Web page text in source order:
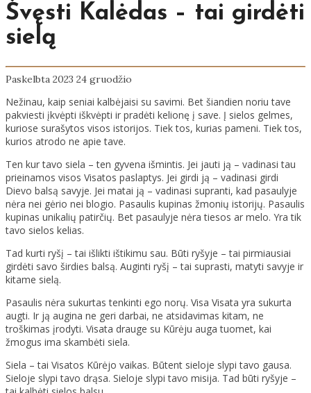
Švęsti Kalėdas – tai girdėti
sielą
Paskelbta 2023 24 gruodžio
Nežinau, kaip seniai kalbėjaisi su savimi. Bet šiandien noriu tave
pakviesti įkvėpti iškvėpti ir pradėti kelionę į save. Į sielos gelmes,
kuriose surašytos visos istorijos. Tiek tos, kurias pameni. Tiek tos,
kurios atrodo ne apie tave.
Ten kur tavo siela – ten gyvena išmintis. Jei jauti ją – vadinasi tau
prieinamos visos Visatos paslaptys. Jei girdi ją – vadinasi girdi
Dievo balsą savyje. Jei matai ją – vadinasi supranti, kad pasaulyje
nėra nei gėrio nei blogio. Pasaulis kupinas žmonių istorijų. Pasaulis
kupinas unikalių patirčių. Bet pasaulyje nėra tiesos ar melo. Yra tik
tavo sielos kelias.
Tad kurti ryšį – tai išlikti ištikimu sau. Būti ryšyje – tai pirmiausiai
girdėti savo širdies balsą. Auginti ryšį – tai suprasti, matyti savyje ir
kitame sielą.
Pasaulis nėra sukurtas tenkinti ego norų. Visa Visata yra sukurta
augti. Ir ją augina ne geri darbai, ne atsidavimas kitam, ne
troškimas įrodyti. Visata drauge su Kūrėju auga tuomet, kai
žmogus ima skambėti siela.
Siela – tai Visatos Kūrėjo vaikas. Būtent sieloje slypi tavo gausa.
Sieloje slypi tavo drąsa. Sieloje slypi tavo misija. Tad būti ryšyje –